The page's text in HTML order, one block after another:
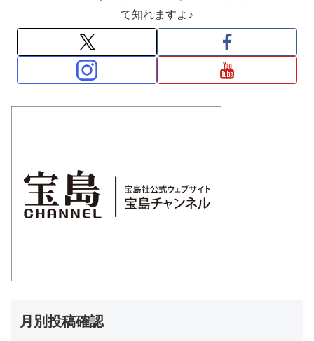
て知れますよ♪
月別投稿確認